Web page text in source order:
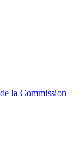
la Commission